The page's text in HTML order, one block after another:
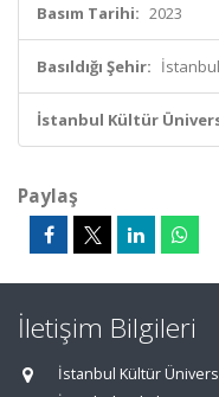
Basım Tarihi: 2023
Basıldığı Şehir: İstanbul
İstanbul Kültür
Paylaş
İletişim Bilgileri
İstanbul Kültür